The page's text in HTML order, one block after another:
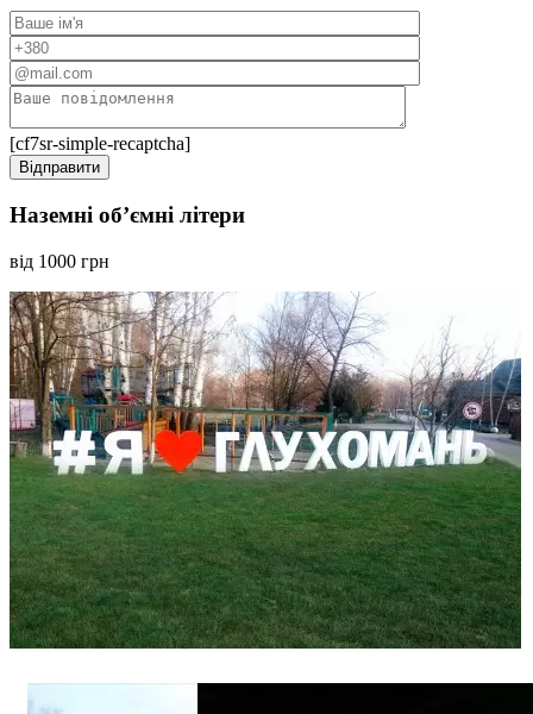
[cf7sr-simple-recaptcha]
Наземні об’ємні літери
від 1000 грн